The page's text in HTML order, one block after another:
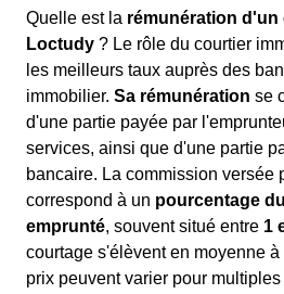
Quelle est la rémunération
Loctudy ? Le rôle du courtier
les meilleurs taux auprès des
immobilier. Sa rémunération se
d'une partie payée par
services, ainsi que d'une partie
bancaire. La commission versée
correspond à un pourcentage
emprunté, souvent situé entre 1
courtage s'élèvent en moyenne
prix peuvent varier pour